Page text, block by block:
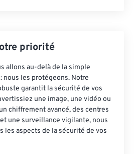
priorité
allons au-delà de la simple
nous les protégeons. Notre
garantit la sécurité de vos
une image, une vidéo ou
chiffrement avancé, des centres
une surveillance vigilante, nous
les aspects de la sécurité de vos